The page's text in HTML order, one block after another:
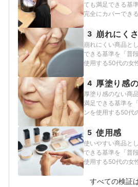
ても満足できる基
完全にカバーでき
3 崩れにくさ
崩れにくい商品と
できる基準を「普
使用する50代の女
方法で各商品の検
4 厚塗り感
厚塗り感のない商
満足できる基準を
ンを使用する50代
各商品の検証を行
5 使用感
使いやすい商品と
できる基準を「普
使用する50代の女
を行いました。
すべての検証